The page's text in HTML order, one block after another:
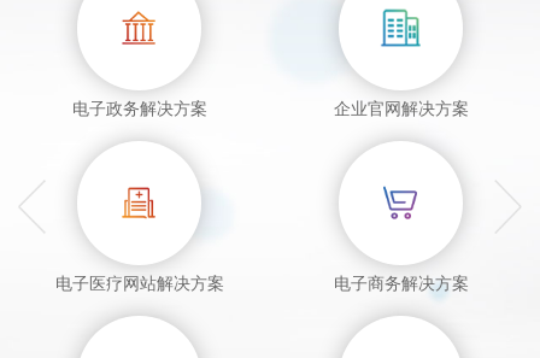
电子政务解决方案 企业官网解决方案
电子医疗网站解决方案 电子商务解决方案